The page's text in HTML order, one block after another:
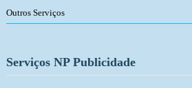
Outros Serviços
Serviços NP Publicidade